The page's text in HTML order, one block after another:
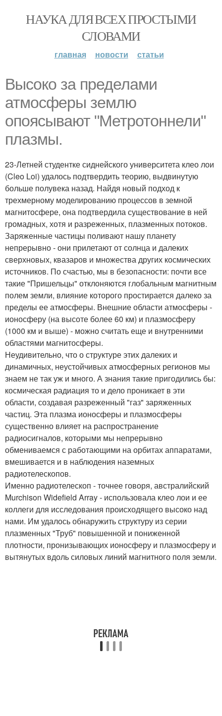
НАУКА ДЛЯ ВСЕХ ПРОСТЫМИ
СЛОВАМИ
главная новости статьи
Высоко за пределами
атмосферы землю
опоясывают "Метротоннели"
плазмы.
23-Летней студентке сиднейского университета клео лои
(Cleo Loi) удалось подтвердить теорию, выдвинутую
больше полувека назад. Найдя новый подход к
трехмерному моделированию процессов в земной
магнитосфере, она подтвердила существование в ней
громадных, хотя и разреженных, плазменных потоков.
Заряженные частицы поливают нашу планету
непрерывно - они прилетают от солнца и далеких
сверхновых, квазаров и множества других космических
источников. По счастью, мы в безопасности: почти все
такие "Пришельцы" отклоняются глобальным магнитным
полем земли, влияние которого простирается далеко за
пределы ее атмосферы. Внешние области атмосферы -
ионосферу (на высоте более 60 км) и плазмосферу
(1000 км и выше) - можно считать еще и внутренними
областями магнитосферы.
Неудивительно, что о структуре этих далеких и
динамичных, неустойчивых атмосферных регионов мы
знаем не так уж и много. А знания такие пригодились бы:
космическая радиация то и дело проникает в эти
области, создавая разреженный "газ" заряженных
частиц. Эта плазма ионосферы и плазмосферы
существенно влияет на распространение
радиосигналов, которыми мы непрерывно
обмениваемся с работающими на орбитах аппаратами,
вмешивается и в наблюдения наземных
радиотелескопов.
Именно радиотелескоп - точнее говоря, австралийский
Murchison Widefield Array - использовала клео лои и ее
коллеги для исследования происходящего высоко над
нами. Им удалось обнаружить структуру из серии
плазменных "Труб" повышенной и пониженной
плотности, пронизывающих ионосферу и плазмосферу и
вытянутых вдоль силовых линий магнитного поля земли.